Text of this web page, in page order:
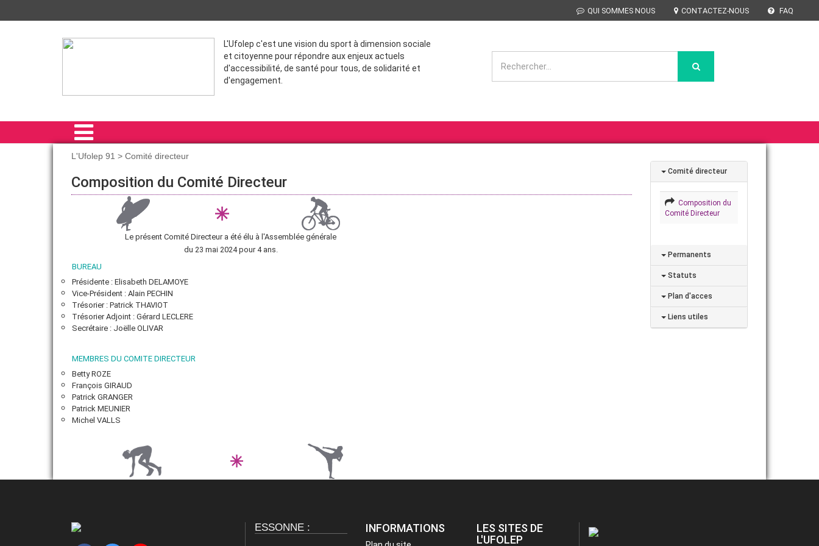
QUI SOMMES NOUS CONTACTEZ-NOUS FAQ
L'Ufolep c'est une vision du sport à dimension sociale
et citoyenne pour répondre aux enjeux actuels
d'accessibilité, de santé pour tous, de solidarité et
d'engagement.
L'UFOLEP 91
NOS ACTIONS
VIE SPORTIVE
VIE ASSOCIATIVE
ADHÉRER
L'Ufolep 91 > Comité directeur
Composition du Comité Directeur
Le présent Comité Directeur a été élu à l'Assemblée générale
du 23 mai 2024 pour 4 ans.
BUREAU
Présidente : Elisabeth DELAMOYE
Vice-Président : Alain PECHIN
Trésorier : Patrick THAVIOT
Trésorier Adjoint : Gérard LECLERE
Secrétaire : Joëlle OLIVAR
MEMBRES DU COMITE DIRECTEUR
Betty ROZE
François GIRAUD
Patrick GRANGER
Patrick MEUNIER
Michel VALLS
Comité directeur
Composition du
Comité Directeur
Permanents
Statuts
Plan d'acces
Liens utiles
ESSONNE : INFORMATIONS
LES SITES DE
L'UFOLEP